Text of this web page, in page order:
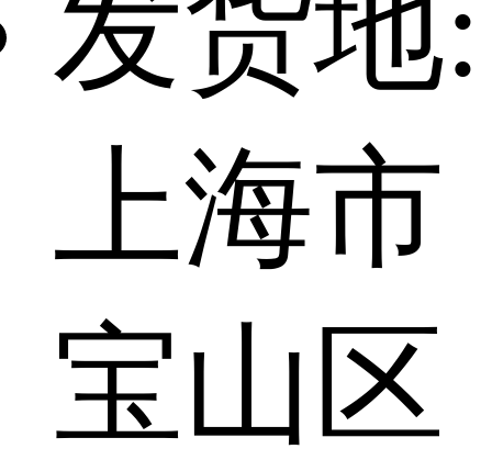
发货地:
上海市
宝山区